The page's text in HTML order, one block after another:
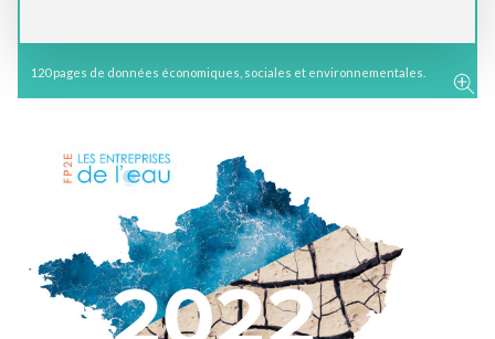
Municipales 2026 : Et si on accordait à l’eau
valeur ?